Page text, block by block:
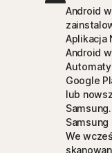
Android
Aplikacja
Android
Google
lub
We